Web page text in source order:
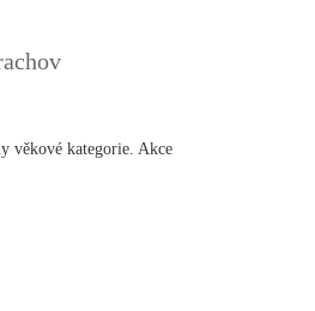
věkové kategorie. Akce